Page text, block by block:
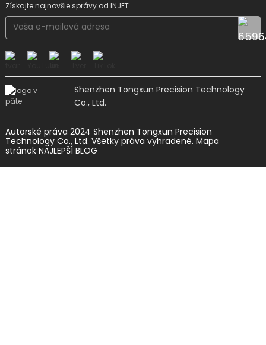
Získajte najnovšie správy od INJET
Shenzhen Tongxun Precision Technology
Co., Ltd.
Autorské práva 2024 Shenzhen Tongxun Precision
Technology Co., Ltd. Všetky práva vyhradené. Mapa
stránok NAJLEPŠÍ BLOG